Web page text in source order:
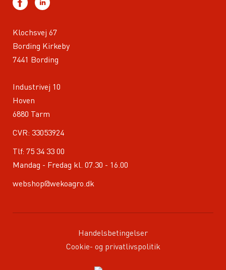
Klochsvej 67
Bording Kirkeby
7441 Bording
Industrivej 10
Hoven
6880 Tarm
CVR: 33053924
Tlf: 75 34 33 00
Mandag - Fredag kl. 07.30 - 16.00
webshop@wekoagro.dk
Handelsbetingelser
Cookie- og privatlivspolitik